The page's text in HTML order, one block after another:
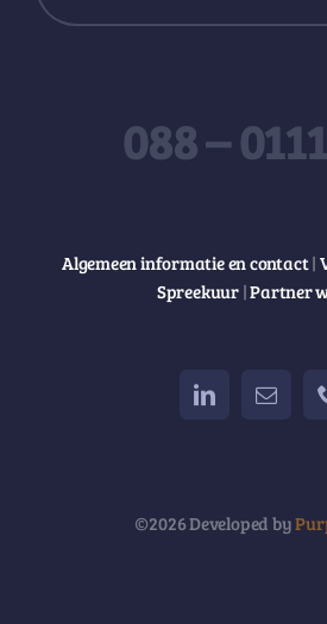
088 –
Algemeen informatie en contact |
Spreekuur |Partner
©2026 Developed by